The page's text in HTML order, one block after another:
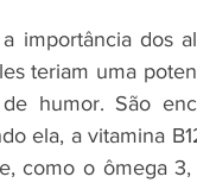
importância dos
teriam uma
humor. São
ela, a vitamina
como o ômega